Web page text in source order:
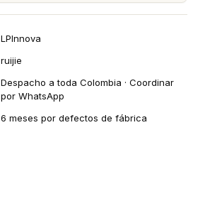
LPInnova
ruijie
Despacho a toda Colombia · Coordinar
por WhatsApp
6 meses por defectos de fábrica